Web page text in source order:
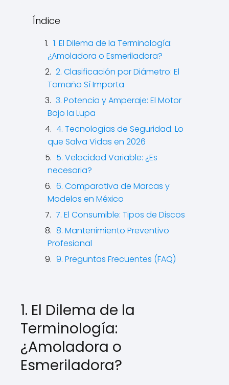
Índice
1. El Dilema de la Terminología:
¿Amoladora o Esmeriladora?
2. Clasificación por Diámetro: El
Tamaño Sí Importa
3. Potencia y Amperaje: El Motor
Bajo la Lupa
4. Tecnologías de Seguridad: Lo
que Salva Vidas en 2026
5. Velocidad Variable: ¿Es
necesaria?
6. Comparativa de Marcas y
Modelos en México
7. El Consumible: Tipos de Discos
8. Mantenimiento Preventivo
Profesional
9. Preguntas Frecuentes (FAQ)
1. El Dilema de la
Terminología:
¿Amoladora o
Esmeriladora?